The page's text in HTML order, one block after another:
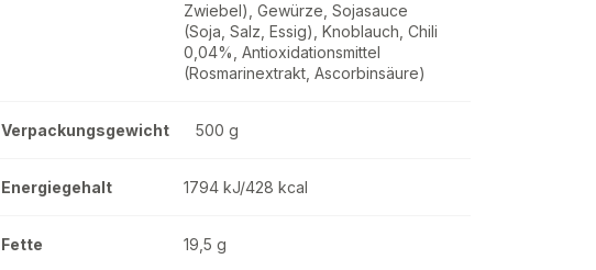
Zwiebel), Gewürze, Sojasauce
(Soja, Salz, Essig), Knoblauch, Chili
0,04%, Antioxidationsmittel
(Rosmarinextrakt, Ascorbinsäure)
Verpackungsgewicht 500 g
Energiegehalt 1794 kJ/428 kcal
Fette 19,5 g